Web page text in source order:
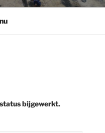
bijgewerkt.